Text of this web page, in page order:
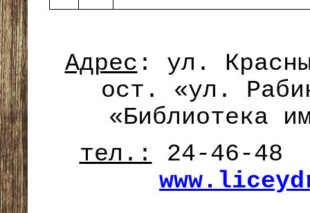
Адрес : ул.
ост. «ул.
«Библиотека
тел.:
24-